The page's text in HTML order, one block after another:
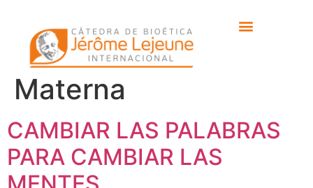
Etiqueta: Comité
Nacional de Salud
Materna
CAMBIAR LAS PALABRAS
PARA CAMBIAR LAS